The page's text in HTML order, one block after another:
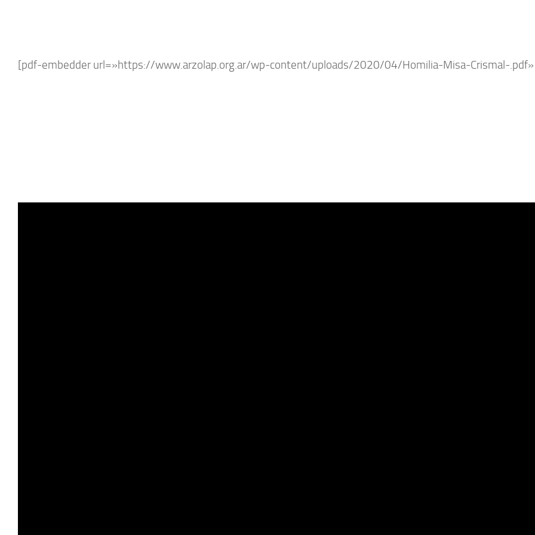
[pdf-embedder url=»https://www.arzolap.org.ar/wp-content/uploads/2020/04/Homilia-Misa-Crismal-.pdf»